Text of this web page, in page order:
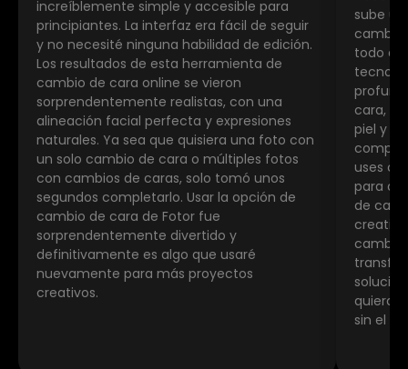
increíblemente simple y accesible para
principiantes. La interfaz era fácil de seguir
y no necesité ninguna habilidad de edición.
Los resultados de esta herramienta de
cambio de cara online se vieron
sorprendentemente realistas, con una
alineación facial perfecta y expresiones
naturales. Ya sea que quisiera una foto con
un solo cambio de cara o múltiples fotos
con cambios de caras, solo tomó unos
segundos completarlo. Usar la opción de
cambio de cara de Fotor fue
sorprendentemente divertido y
definitivamente es algo que usaré
nuevamente para más proyectos
creativos.
sube
cambio
todo
cara,
piel y
uses
para
de
cambio
quiera
sin el